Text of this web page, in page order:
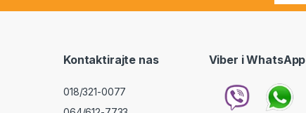
Kontaktirajte nas
018/321-0077
Viber i WhatsApp